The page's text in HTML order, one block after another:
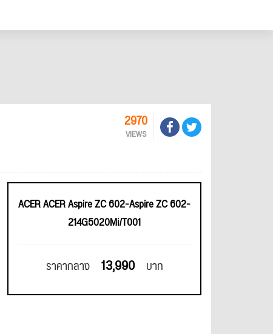
2970
VIEWS
ACER ACER Aspire ZC 602-Aspire ZC 602-
214G5020Mi/T001
ราคากลาง 13,990 บาท